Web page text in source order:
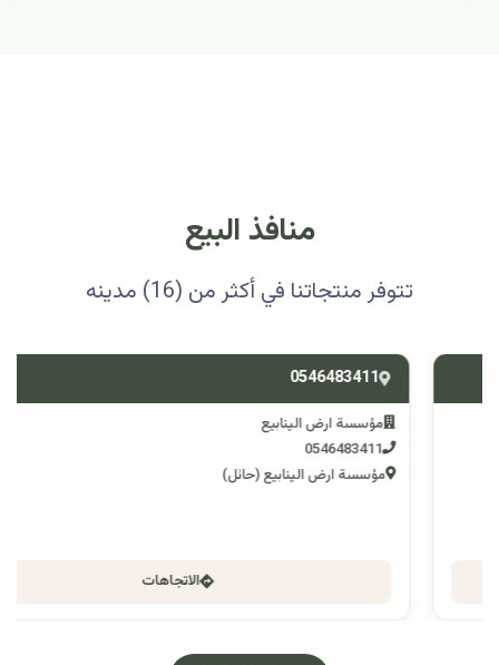
منافذ البيع
تتوفر منتجاتنا في أكثر من (16) مدينه
0546483411
مؤسسة ارض الينابيع
0546483411
مؤسسة ارض الينابيع (حائل)
الاتجاهات